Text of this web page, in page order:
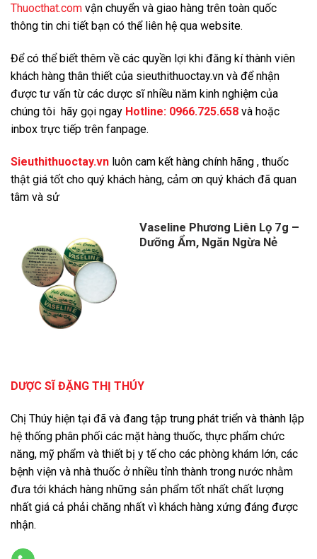
Thuocthat.com vận chuyển và giao hàng trên toàn quốc
thông tin chi tiết bạn có thể liên hệ qua website.
Để có thể biết thêm về các quyền lợi khi đăng kí thành viên
khách hàng thân thiết của sieuthithuoctay.vn và để nhận
được tư vấn từ các dược sĩ nhiều năm kinh nghiệm của
chúng tôi hãy gọi ngay Hotline: 0966.725.658 và hoặc
inbox trực tiếp trên fanpage.
Sieuthithuoctay.vn luôn cam kết hàng chính hãng , thuốc
thật giá tốt cho quý khách hàng, cảm ơn quý khách đã quan
tâm và sử
Vaseline Phương Liên Lọ 7g –
Dưỡng Ẩm, Ngăn Ngừa Nẻ
DƯỢC SĨ ĐẶNG THỊ THÚY
Chị Thúy hiện tại đã và đang tập trung phát triển và thành lập
hệ thống phân phối các mặt hàng thuốc, thực phẩm chức
năng, mỹ phẩm và thiết bị y tế cho các phòng khám lớn, các
bệnh viện và nhà thuốc ở nhiều tỉnh thành trong nước nhằm
đưa tới khách hàng những sản phẩm tốt nhất chất lượng
nhất giá cả phải chăng nhất vì khách hàng xứng đáng được
nhận.